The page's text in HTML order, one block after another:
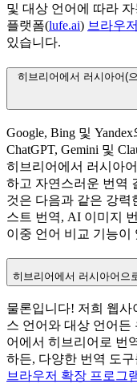
및 대상 언어에 따라
플랫폼(lufe.ai) 브라우
있습니다.
히브리어에서 러시아어(
Google, Bing 및
ChatGPT, Gemini 및
히브리어에서 러시아
하고 자연스러운 번역
것은 다음과 같은 강력
스트 번역, AI 이미지
이중 언어 비교 기능이
히브리어에서 러시아어으
물론입니다! 저희 웹사
스 언어와 대상 언어든
어에서 히브리어로 번
하든, 다양한 번역 도
브라우저 확장 프로그